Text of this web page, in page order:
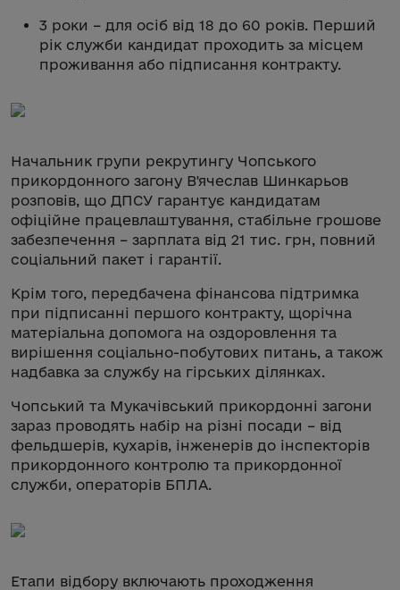
3 роки – для осіб від 18 до 60 років. Перший
рік служби кандидат проходить за місцем
проживання або підписання контракту.
Начальник групи рекрутингу Чопського
прикордонного загону В'ячеслав Шинкарьов
розповів, що ДПСУ гарантує кандидатам
офіційне працевлаштування, стабільне грошове
забезпечення – зарплата від 21 тис. грн, повний
соціальний пакет і гарантії.
Крім того, передбачена фінансова підтримка
при підписанні першого контракту, щорічна
матеріальна допомога на оздоровлення та
вирішення соціально-побутових питань, а також
надбавка за службу на гірських ділянках.
Чопський та Мукачівський прикордонні загони
зараз проводять набір на різні посади – від
фельдшерів, кухарів, інженерів до інспекторів
прикордонного контролю та прикордонної
служби, операторів БПЛА.
Етапи відбору включають проходження